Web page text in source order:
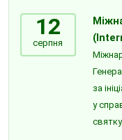
12
серпня
за
у